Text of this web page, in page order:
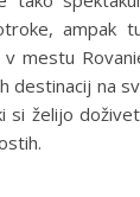
ampak
mestu
destinacij na
želijo